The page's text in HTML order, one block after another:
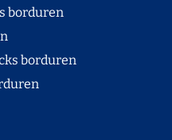
borduren